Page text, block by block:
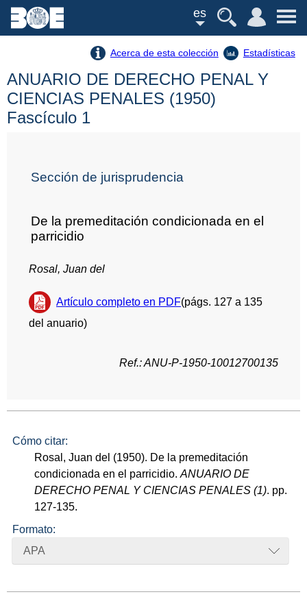
es
Acerca de esta colección Estadísticas
ANUARIO DE DERECHO PENAL Y
CIENCIAS PENALES (1950)
Fascículo 1
Sección de jurisprudencia
De la premeditación condicionada en el
parricidio
Rosal, Juan del
Artículo completo en PDF(págs. 127 a 135
del anuario)
Ref.: ANU-P-1950-10012700135
Cómo citar:
Rosal, Juan del (1950). De la premeditación
condicionada en el parricidio.ANUARIO DE
DERECHO PENAL Y CIENCIAS PENALES (1). pp.
127-135.
Formato:
APA